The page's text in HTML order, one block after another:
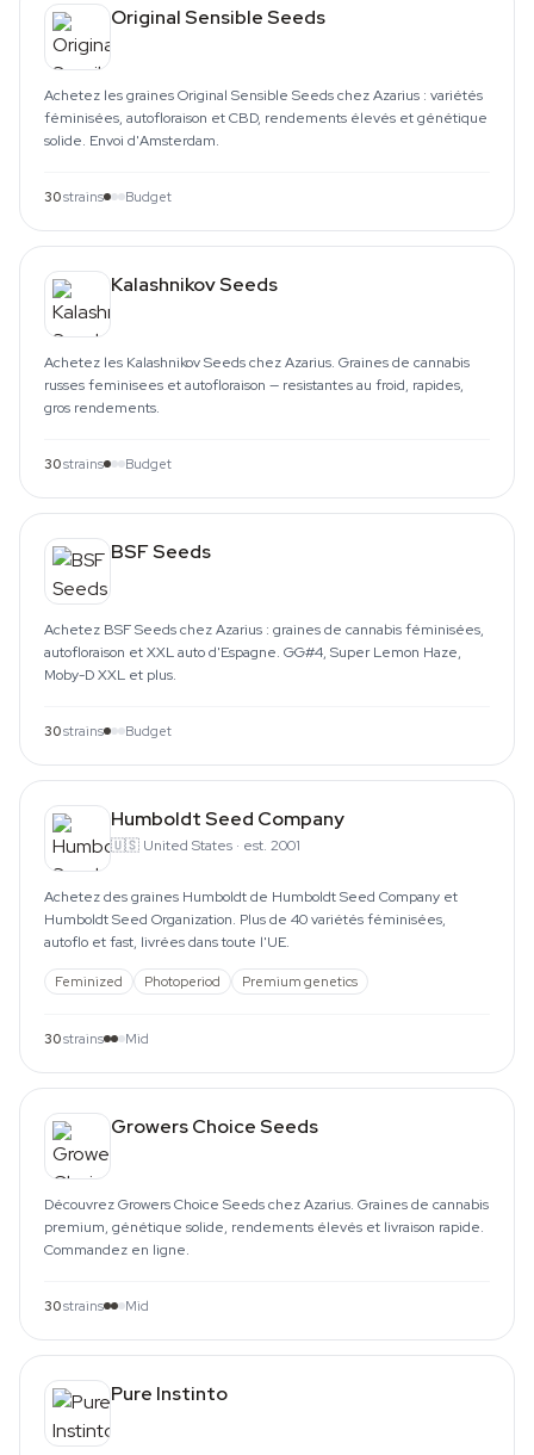
Original Sensible Seeds
Achetez les graines Original Sensible Seeds chez Azarius : variétés
féminisées, autofloraison et CBD, rendements élevés et génétique
solide. Envoi d'Amsterdam.
30strains Budget
Kalashnikov Seeds
Achetez les Kalashnikov Seeds chez Azarius. Graines de cannabis
russes feminisees et autofloraison — resistantes au froid, rapides,
gros rendements.
30strains Budget
BSF Seeds
Achetez BSF Seeds chez Azarius : graines de cannabis féminisées,
autofloraison et XXL auto d'Espagne. GG#4, Super Lemon Haze,
Moby-D XXL et plus.
30strains Budget
Humboldt Seed Company
🇺🇸 United States · est. 2001
Achetez des graines Humboldt de Humboldt Seed Company et
Humboldt Seed Organization. Plus de 40 variétés féminisées,
autoflo et fast, livrées dans toute l'UE.
Feminized Photoperiod Premium genetics
30strains Mid
Growers Choice Seeds
Découvrez Growers Choice Seeds chez Azarius. Graines de cannabis
premium, génétique solide, rendements élevés et livraison rapide.
Commandez en ligne.
30strains Mid
Pure Instinto